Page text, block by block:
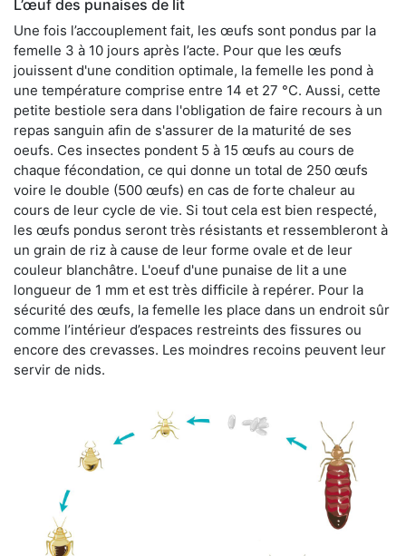
L’œuf des punaises de lit
Une fois l’accouplement fait, les œufs sont pondus par la
femelle 3 à 10 jours après l’acte. Pour que les œufs
jouissent d'une condition optimale, la femelle les pond à
une température comprise entre 14 et 27 °C. Aussi, cette
petite bestiole sera dans l'obligation de faire recours à un
repas sanguin afin de s'assurer de la maturité de ses
oeufs. Ces insectes pondent 5 à 15 œufs au cours de
chaque fécondation, ce qui donne un total de 250 œufs
voire le double (500 œufs) en cas de forte chaleur au
cours de leur cycle de vie. Si tout cela est bien respecté,
les œufs pondus seront très résistants et ressembleront à
un grain de riz à cause de leur forme ovale et de leur
couleur blanchâtre. L'oeuf d'une punaise de lit a une
longueur de 1 mm et est très difficile à repérer. Pour la
sécurité des œufs, la femelle les place dans un endroit sûr
comme l’intérieur d’espaces restreints des fissures ou
encore des crevasses. Les moindres recoins peuvent leur
servir de nids.